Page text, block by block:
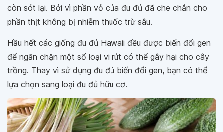
còn sót lại. Bởi vì phần vỏ của đu đủ đã che chắn cho
phần thịt không bị nhiễm thuốc trừ sâu.
Hầu hết các giống đu đủ Hawaii đều được biến đổi gen
để ngăn chặn một số loại vi rút có thể gây hại cho cây
trồng. Thay vì sử dụng đu đủ biến đổi gen, bạn có thể
lựa chọn sang loại đu đủ hữu cơ.